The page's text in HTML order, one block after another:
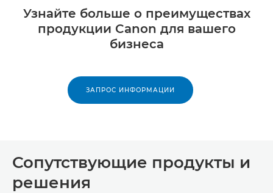
Узнайте больше о преимуществах
продукции Canon для вашего
бизнеса
ЗАПРОС ИНФОРМАЦИИ
Сопутствующие продукты и
решения